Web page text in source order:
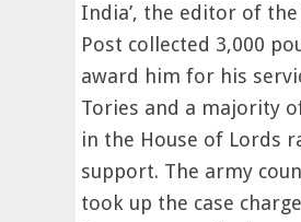
India’, the editor of
Post collected 3,000
award him for his
Tories and a majority
in the House of Lords
support. The army
took up the case